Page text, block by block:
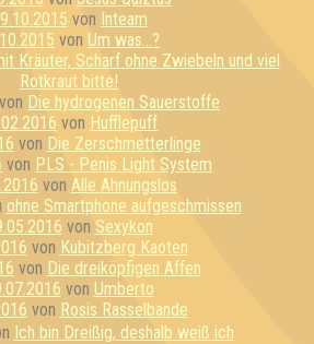
von Inteam
von Um was...?
Kräuter, Scharf ohne Zwiebeln und viel
Rotkraut bitte!
von Die hydrogenen Sauerstoffe
von Hufflepuff
von Die Zerschmetterlinge
von PLS - Penis Light System
von Alle Ahnungslos
ohne Smartphone aufgeschmissen
von Sexykon
von Kubitzberg Kaoten
von Die dreiköpfigen Affen
von Umberto
von Rosis Rasselbande
Ich bin Dreißig, deshalb weiß ich